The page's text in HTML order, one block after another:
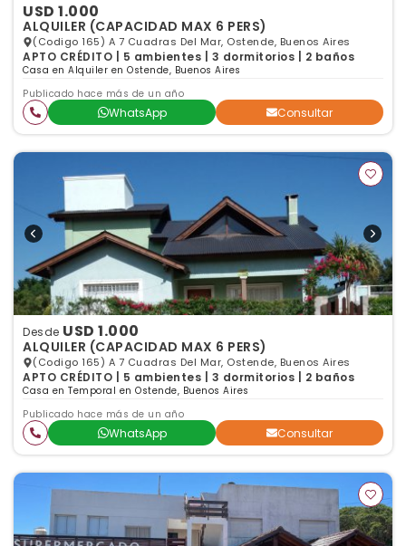
USD 1.000
ALQUILER (CAPACIDAD MAX 6 PERS)
(Codigo 165) A 7 Cuadras Del Mar, Ostende, Buenos Aires
APTO CRÉDITO | 5 ambientes | 3 dormitorios | 2 baños
Casa en Alquiler en Ostende, Buenos Aires
Publicado hace más de un año
WhatsApp Consultar
Desde USD 1.000
ALQUILER (CAPACIDAD MAX 6 PERS)
(Codigo 165) A 7 Cuadras Del Mar, Ostende, Buenos Aires
APTO CRÉDITO | 5 ambientes | 3 dormitorios | 2 baños
Casa en Temporal en Ostende, Buenos Aires
Publicado hace más de un año
WhatsApp Consultar